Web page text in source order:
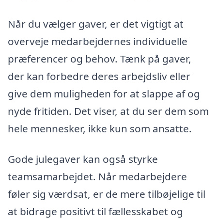
Når du vælger gaver, er det vigtigt at
overveje medarbejdernes individuelle
præferencer og behov. Tænk på gaver,
der kan forbedre deres arbejdsliv eller
give dem muligheden for at slappe af og
nyde fritiden. Det viser, at du ser dem som
hele mennesker, ikke kun som ansatte.
Gode julegaver kan også styrke
teamsamarbejdet. Når medarbejdere
føler sig værdsat, er de mere tilbøjelige til
at bidrage positivt til fællesskabet og